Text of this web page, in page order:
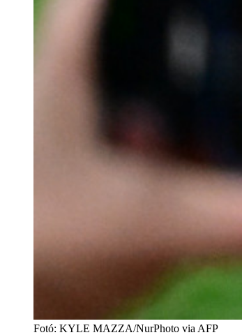
Fotó: KYLE MAZZA/NurPhoto via AFP